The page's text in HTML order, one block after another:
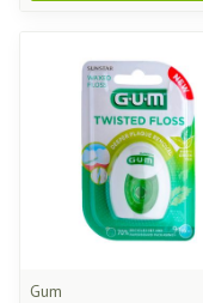
Gum